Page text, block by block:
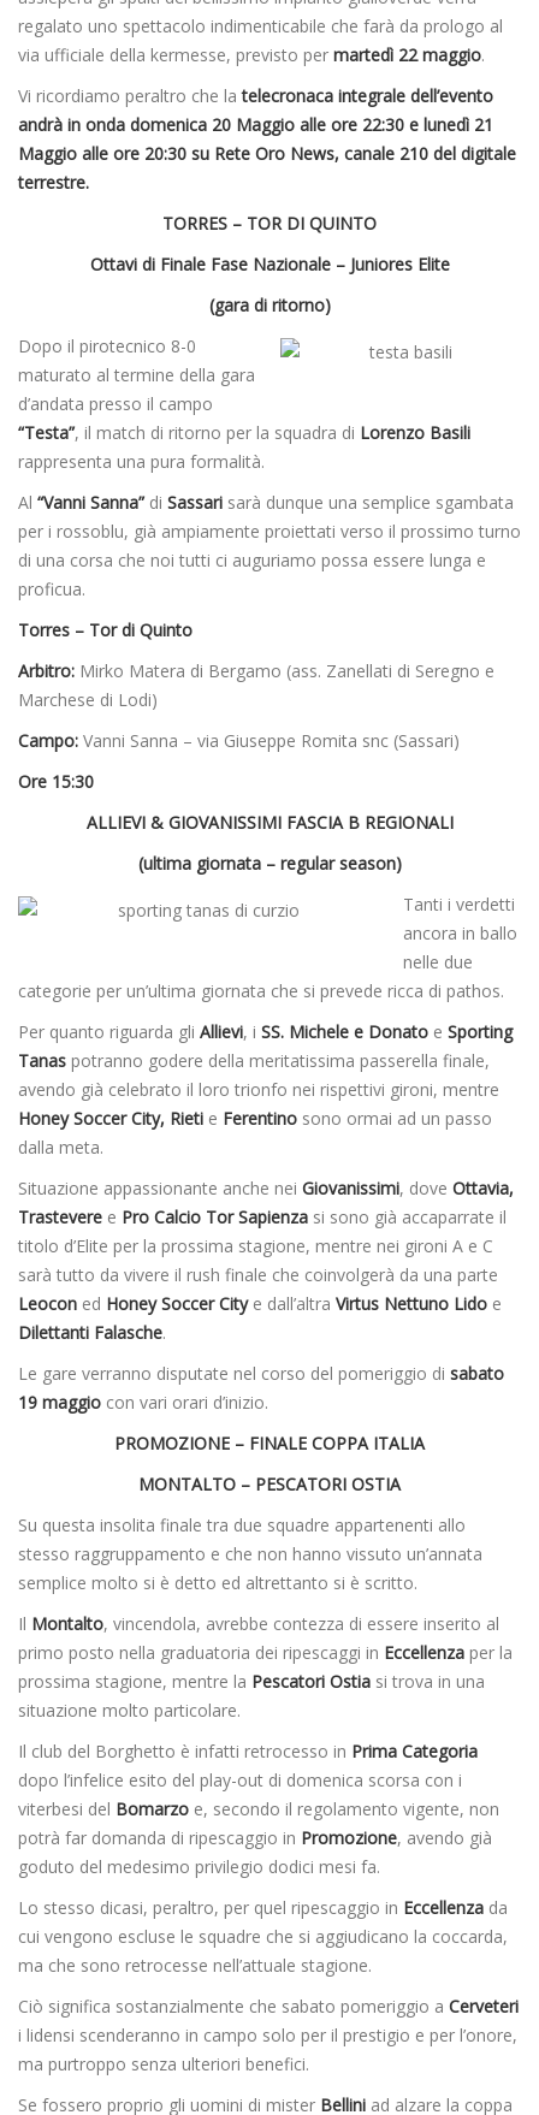
regalato uno spettacolo indimenticabile che farà da prologo al
via ufficiale della kermesse, previsto per martedì 22 maggio.
Vi ricordiamo peraltro che la telecronaca integrale dell’evento
andrà in onda domenica 20 Maggio alle ore 22:30 e lunedì 21
Maggio alle ore 20:30 su Rete Oro News, canale 210 del digitale
terrestre.
TORRES – TOR DI QUINTO
Ottavi di Finale Fase Nazionale – Juniores Elite
(gara di ritorno)
Dopo il pirotecnico 8-0
maturato al termine della gara
d’andata presso il campo
“Testa”, il match di ritorno per la squadra di Lorenzo Basili
rappresenta una pura formalità.
Al “Vanni Sanna” di Sassari sarà dunque una semplice sgambata
per i rossoblu, già ampiamente proiettati verso il prossimo turno
di una corsa che noi tutti ci auguriamo possa essere lunga e
proficua.
Torres – Tor di Quinto
Arbitro: Mirko Matera di Bergamo (ass. Zanellati di Seregno e
Marchese di Lodi)
Campo: Vanni Sanna – via Giuseppe Romita snc (Sassari)
Ore 15:30
ALLIEVI & GIOVANISSIMI FASCIA B REGIONALI
(ultima giornata – regular season)
Tanti i verdetti
ancora in ballo
nelle due
categorie per un’ultima giornata che si prevede ricca di pathos.
Per quanto riguarda gli Allievi, i SS. Michele e Donato e Sporting
Tanas potranno godere della meritatissima passerella finale,
avendo già celebrato il loro trionfo nei rispettivi gironi, mentre
Honey Soccer City, Rieti e Ferentino sono ormai ad un passo
dalla meta.
Situazione appassionante anche nei Giovanissimi, dove Ottavia,
Trastevere e Pro Calcio Tor Sapienza si sono già accaparrate il
titolo d’Elite per la prossima stagione, mentre nei gironi A e C
sarà tutto da vivere il rush finale che coinvolgerà da una parte
Leocon ed Honey Soccer Citye dall’altra Virtus Nettuno Lido e
Dilettanti Falasche.
Le gare verranno disputate nel corso del pomeriggio di sabato
19 maggio con vari orari d’inizio.
PROMOZIONE – FINALE COPPA ITALIA
MONTALTO – PESCATORI OSTIA
Su questa insolita finale tra due squadre appartenenti allo
stesso raggruppamento e che non hanno vissuto un’annata
semplice molto si è detto ed altrettanto si è scritto.
Il Montalto, vincendola, avrebbe contezza di essere inserito al
primo posto nella graduatoria dei ripescaggi in Eccellenza per la
prossima stagione, mentre la Pescatori Ostia si trova in una
situazione molto particolare.
Il club del Borghetto è infatti retrocesso in Prima Categoria
dopo l’infelice esito del play-out di domenica scorsa con i
viterbesi del Bomarzo e, secondo il regolamento vigente, non
potrà far domanda di ripescaggio in Promozione, avendo già
goduto del medesimo privilegio dodici mesi fa.
Lo stesso dicasi, peraltro, per quel ripescaggio in Eccellenza da
cui vengono escluse le squadre che si aggiudicano la coccarda,
ma che sono retrocesse nell’attuale stagione.
Ciò significa sostanzialmente che sabato pomeriggio a Cerveteri
i lidensi scenderanno in campo solo per il prestigio e per l’onore,
ma purtroppo senza ulteriori benefici.
Se fossero proprio gli uomini di mister Bellini ad alzare la coppa